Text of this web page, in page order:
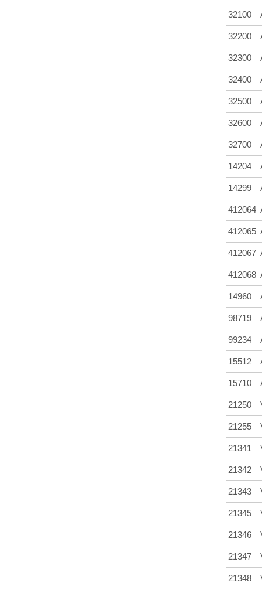
32100
32200
32300
32400
32500
32600
32700
14204
14299
412064
412065
412067
412068
14960
98719
99234
15512
15710
21250
21255
21341
21342
21343
21345
21346
21347
21348